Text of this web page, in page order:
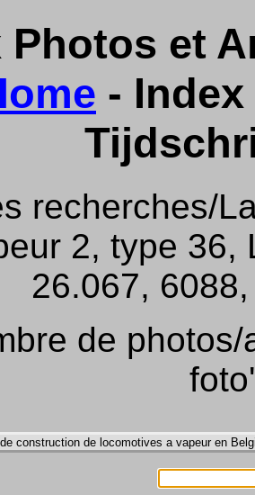
Photos et
-
recherches/
2, type 36,
26.067,
de